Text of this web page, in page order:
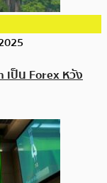
ป็น Forex หวัง